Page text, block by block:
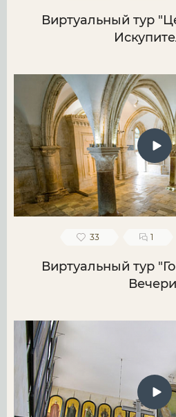
Виртуальный тур
33 1
Виртуальный тур